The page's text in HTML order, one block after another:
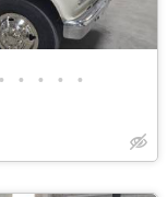
• • • • •